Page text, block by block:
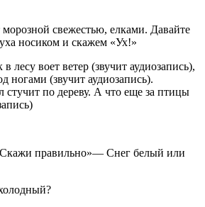
свежестью, елками. Давайте
носиком и скажем «Ух!»
лесу воет ветер (звучит аудиозапись),
ногами (звучит аудиозапись).
стучит по дереву. А что еще за птицы
правильно»— Снег белый или